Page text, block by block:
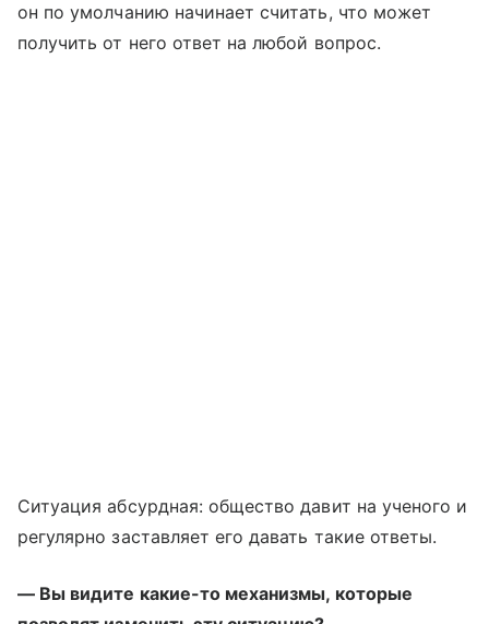
он по умолчанию начинает считать, что может
получить от него ответ на любой вопрос.
Ситуация абсурдная: общество давит на ученого и
регулярно заставляет его давать такие ответы.
— Вы видите какие-то механизмы, которые